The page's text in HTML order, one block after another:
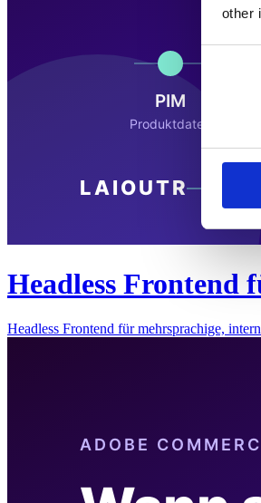
other
Headless Frontend
Headless Frontend für mehrsprachige,